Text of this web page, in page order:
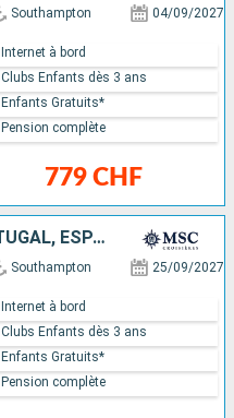
Southampton 04/09/2027
779 CHF
Internet à bord
Clubs Enfants dès 3 ans
Enfants Gratuits*
Pension complète
ROYAUME-UNI, FRANCE, PORTUGAL, ESPAGNE
Southampton 25/09/2027
Internet à bord
Clubs Enfants dès 3 ans
Enfants Gratuits*
Pension complète